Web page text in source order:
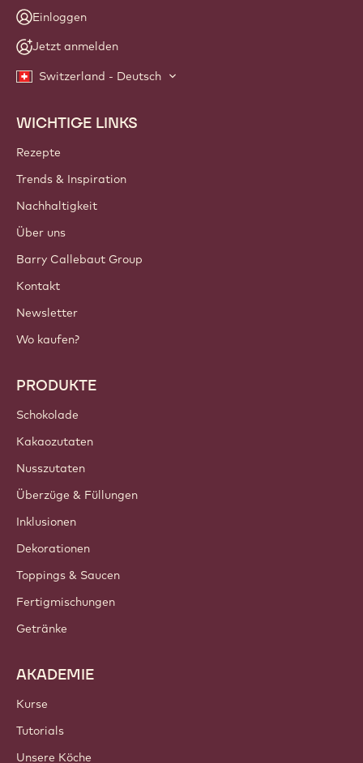
Einloggen
Jetzt anmelden
Switzerland - Deutsch
Footer
Callebaut
WICHTIGE LINKS
Rezepte
Trends & Inspiration
Nachhaltigkeit
Über uns
Barry Callebaut Group
Kontakt
Newsletter
Wo kaufen?
PRODUKTE
Schokolade
Kakaozutaten
Nusszutaten
Überzüge & Füllungen
Inklusionen
Dekorationen
Toppings & Saucen
Fertigmischungen
Getränke
AKADEMIE
Kurse
Tutorials
Unsere Köche